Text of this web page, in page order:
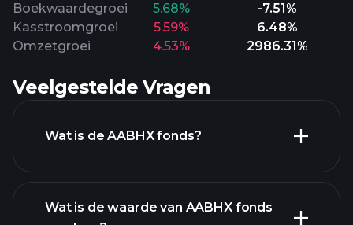
Boekwaardegroei
5.68%
-7.51%
Kasstroomgroei
5.59%
6.48%
Omzetgroei
4.53% 2986.31%
Veelgestelde Vragen
Wat is de AABHX fonds?
Wat is de waarde van AABHX fonds